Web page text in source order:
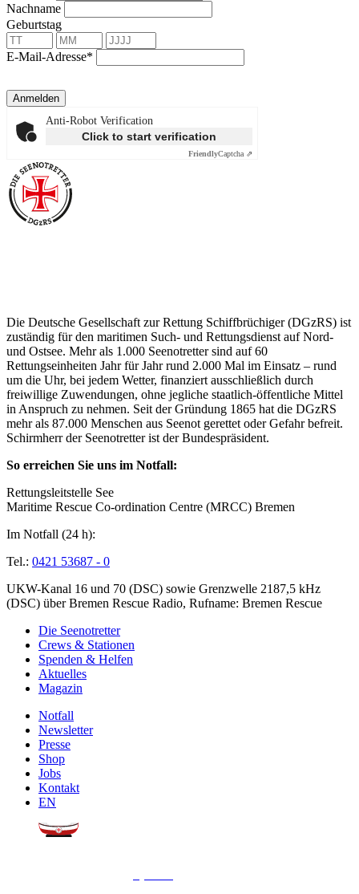
Nachname
Geburtstag
E-Mail-Adresse*
Anmelden
Anti-Robot Verification
Click to start verification
FriendlyCaptcha ⇗
Die Deutsche Gesellschaft zur Rettung Schiffbrüchiger (DGzRS) ist
zuständig für den maritimen Such- und Rettungsdienst auf Nord-
und Ostsee. Mehr als 1.000 Seenotretter sind auf 60
Rettungseinheiten Jahr für Jahr rund 2.000 Mal im Einsatz – rund
um die Uhr, bei jedem Wetter, finanziert ausschließlich durch
freiwillige Zuwendungen, ohne jegliche staatlich-öffentliche Mittel
in Anspruch zu nehmen. Seit der Gründung 1865 hat die DGzRS
mehr als 87.000 Menschen aus Seenot gerettet oder Gefahr befreit.
Schirmherr der Seenotretter ist der Bundespräsident.
So erreichen Sie uns im Notfall:
Rettungsleitstelle See
Maritime Rescue Co-ordination Centre (MRCC) Bremen
Im Notfall (24 h):
Tel.: 0421 53687 - 0
UKW-Kanal 16 und 70 (DSC) sowie Grenzwelle 2187,5 kHz
(DSC) über Bremen Rescue Radio, Rufname: Bremen Rescue
Die Seenotretter
Crews & Stationen
Spenden & Helfen
Aktuelles
Magazin
Notfall
Newsletter
Presse
Shop
Jobs
Kontakt
EN